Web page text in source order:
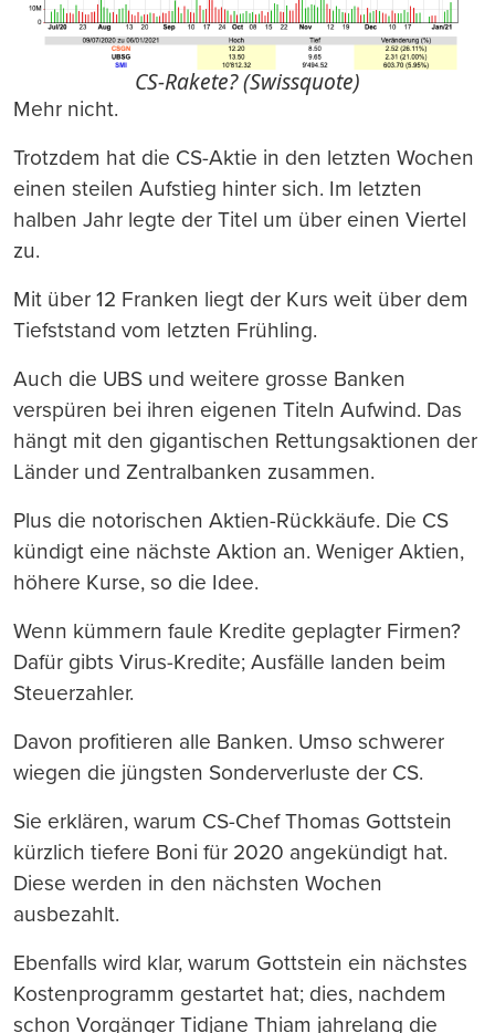
CS-Rakete? (Swissquote)
Mehr nicht.
Trotzdem hat die CS-Aktie in den letzten Wochen
einen steilen Aufstieg hinter sich. Im letzten
halben Jahr legte der Titel um über einen Viertel
zu.
Mit über 12 Franken liegt der Kurs weit über dem
Tiefststand vom letzten Frühling.
Auch die UBS und weitere grosse Banken
verspüren bei ihren eigenen Titeln Aufwind. Das
hängt mit den gigantischen Rettungsaktionen der
Länder und Zentralbanken zusammen.
Plus die notorischen Aktien-Rückkäufe. Die CS
kündigt eine nächste Aktion an. Weniger Aktien,
höhere Kurse, so die Idee.
Wenn kümmern faule Kredite geplagter Firmen?
Dafür gibts Virus-Kredite; Ausfälle landen beim
Steuerzahler.
Davon profitieren alle Banken. Umso schwerer
wiegen die jüngsten Sonderverluste der CS.
Sie erklären, warum CS-Chef Thomas Gottstein
kürzlich tiefere Boni für 2020 angekündigt hat.
Diese werden in den nächsten Wochen
ausbezahlt.
Ebenfalls wird klar, warum Gottstein ein nächstes
Kostenprogramm gestartet hat; dies, nachdem
schon Vorgänger Tidjane Thiam jahrelang die